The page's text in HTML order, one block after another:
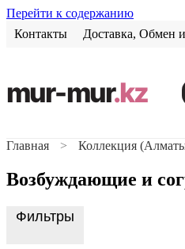
Перейти к содержанию
Контакты
Доставка, Обмен
mur-mur.kz
Главная Коллекция
Возбуждающие и
Фильтры